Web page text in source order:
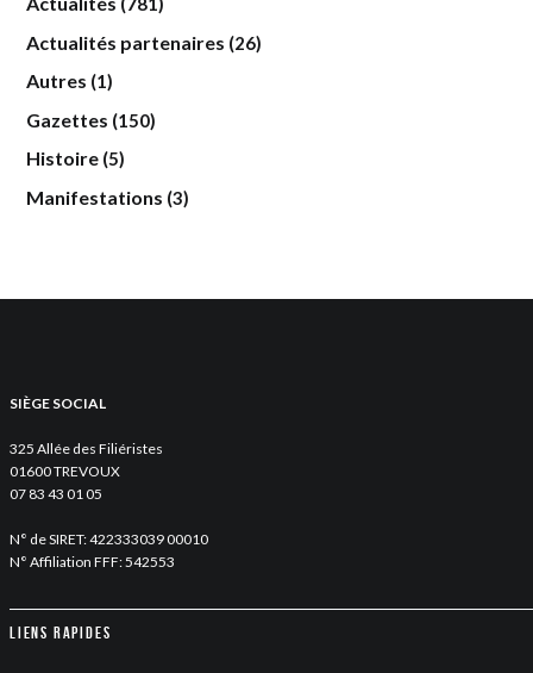
Actualités partenaires (26)
Autres (1)
Gazettes (150)
Histoire (5)
Manifestations (3)
SIÈGE SOCIAL
325 Allée des Filiéristes
01600 TREVOUX
07 83 43 01 05
N° de SIRET: 422333039 00010
N° Affiliation FFF: 542553
Liens rapides